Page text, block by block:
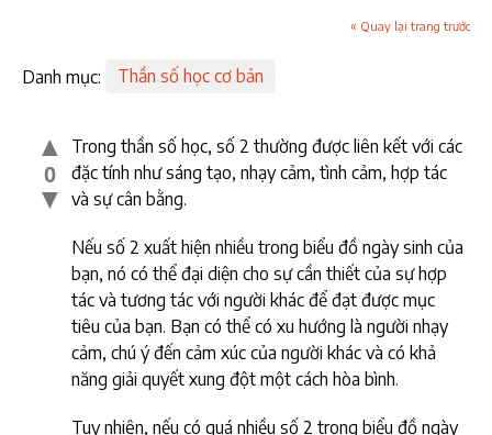
« Quay lại trang trước
Danh mục: Thần số học cơ bản
▲
0
▼
Trong thần số học, số 2 thường được liên kết với các
đặc tính như sáng tạo, nhạy cảm, tình cảm, hợp tác
và sự cân bằng.
Nếu số 2 xuất hiện nhiều trong biểu đồ ngày sinh của
bạn, nó có thể đại diện cho sự cần thiết của sự hợp
tác và tương tác với người khác để đạt được mục
tiêu của bạn. Bạn có thể có xu hướng là người nhạy
cảm, chú ý đến cảm xúc của người khác và có khả
năng giải quyết xung đột một cách hòa bình.
Tuy nhiên, nếu có quá nhiều số 2 trong biểu đồ ngày